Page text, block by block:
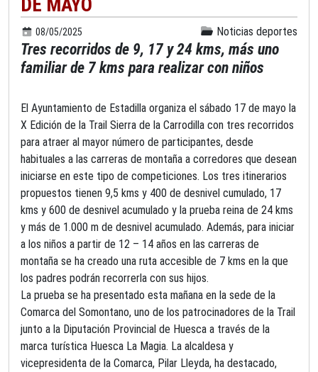
DE MAYO
08/05/2025 Noticias deportes
Tres recorridos de 9, 17 y 24 kms, más uno
familiar de 7 kms para realizar con niños
El Ayuntamiento de Estadilla organiza el sábado 17 de mayo la
X Edición de la Trail Sierra de la Carrodilla con tres recorridos
para atraer al mayor número de participantes, desde
habituales a las carreras de montaña a corredores que desean
iniciarse en este tipo de competiciones. Los tres itinerarios
propuestos tienen 9,5 kms y 400 de desnivel cumulado, 17
kms y 600 de desnivel acumulado y la prueba reina de 24 kms
y más de 1.000 m de desnivel acumulado. Además, para iniciar
a los niños a partir de 12 – 14 años en las carreras de
montaña se ha creado una ruta accesible de 7 kms en la que
los padres podrán recorrerla con sus hijos.
La prueba se ha presentado esta mañana en la sede de la
Comarca del Somontano, uno de los patrocinadores de la Trail
junto a la Diputación Provincial de Huesca a través de la
marca turística Huesca La Magia. La alcaldesa y
vicepresidenta de la Comarca, Pilar Lleyda, ha destacado,